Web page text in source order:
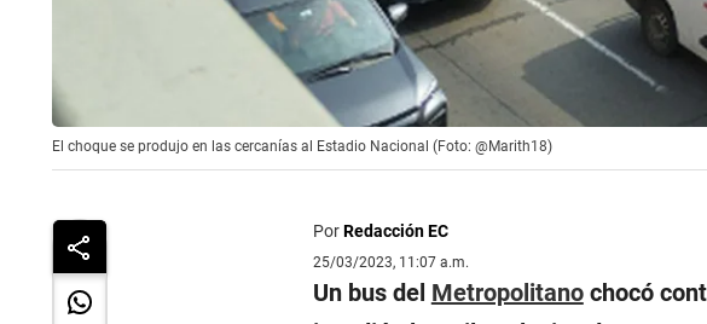
El choque se produjo en las cercanías al Estadio Nacional (Foto: @Marith18)
PorRedacción EC
25/03/2023, 11:07 a.m.
Un bus del Metropolitanochocó